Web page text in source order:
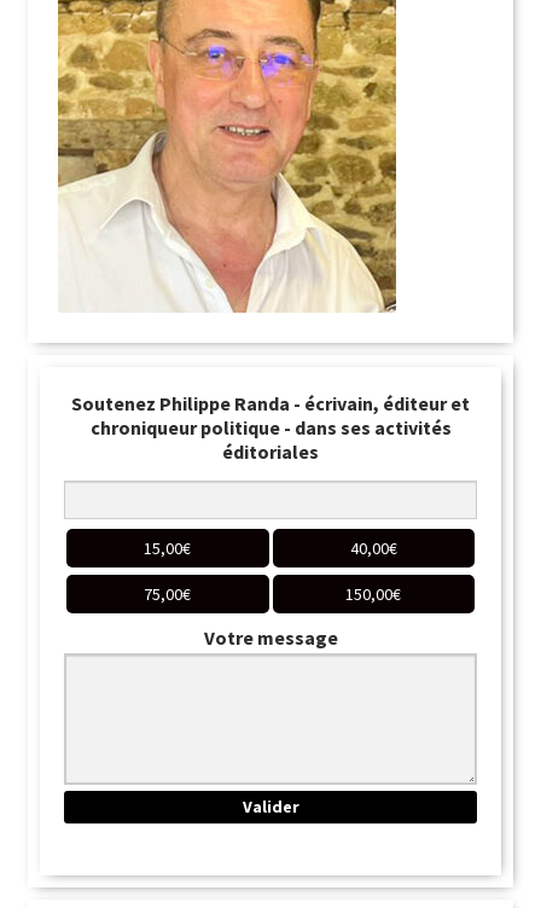
Soutenez Philippe Randa - écrivain, éditeur et
chroniqueur politique - dans ses activités
éditoriales
15,00€ 40,00€
75,00€ 150,00€
Votre message